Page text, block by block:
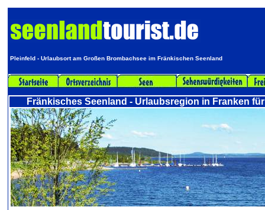
Pleinfeld - Urlaubsort am Großen Brombachsee im Fränkischen Seenland
Fränkisches Seenland - Urlaubsregion in Franken